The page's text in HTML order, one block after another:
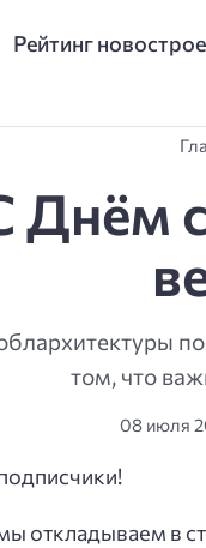
Рейтинг
Днём
том, что
08 июля
откладываем в